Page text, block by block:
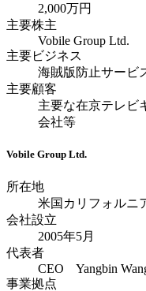
2,000万円
主要株主
Vobile Group Ltd.
主要ビジネス
海賊版防止サービ
主要顧客
主要な在京テレビ
会社等
Vobile Group Ltd.
所在地
米国カリフォルニ
会社設立
2005年5月
代表者
CEO Yangbin
事業拠点